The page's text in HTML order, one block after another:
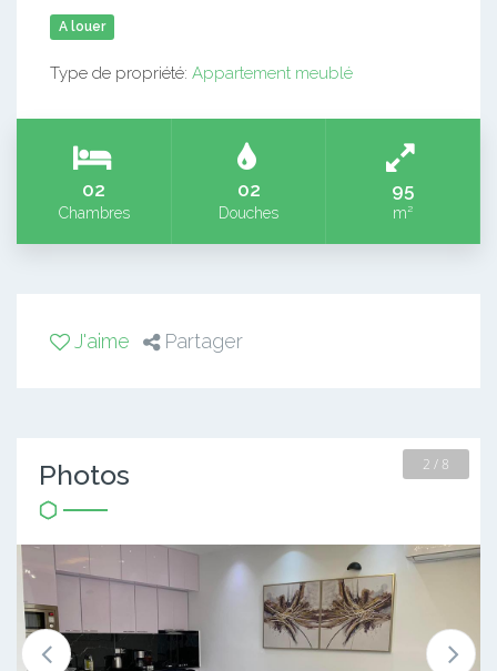
A louer
Type de propriété: Appartement meublé
02
Chambres
02
Douches
95
m²
J'aime Partager
Photos 2 / 8